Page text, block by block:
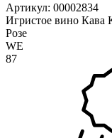
Артикул: 00002834
Игристое вино Кава
Розе
WE
87